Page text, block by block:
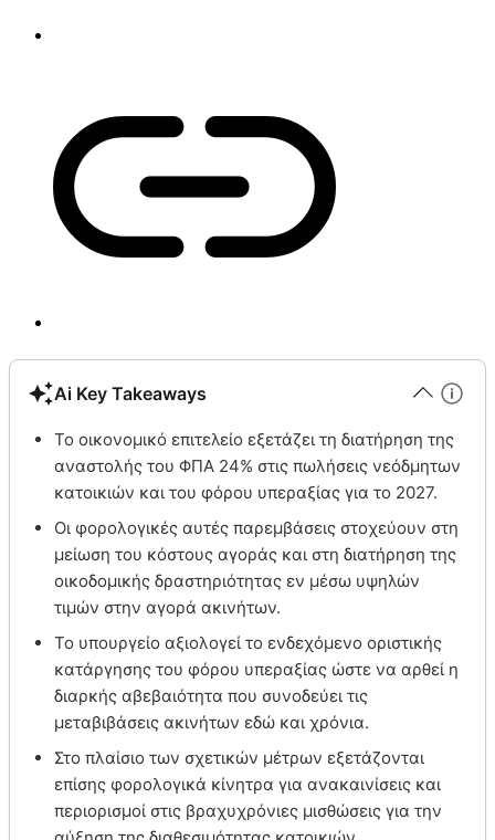
Ai Key Takeaways
Το οικονομικό επιτελείο εξετάζει τη διατήρηση της
αναστολής του ΦΠΑ 24% στις πωλήσεις νεόδμητων
κατοικιών και του φόρου υπεραξίας για το 2027.
Οι φορολογικές αυτές παρεμβάσεις στοχεύουν στη
μείωση του κόστους αγοράς και στη διατήρηση της
οικοδομικής δραστηριότητας εν μέσω υψηλών
τιμών στην αγορά ακινήτων.
Το υπουργείο αξιολογεί το ενδεχόμενο οριστικής
κατάργησης του φόρου υπεραξίας ώστε να αρθεί η
διαρκής αβεβαιότητα που συνοδεύει τις
μεταβιβάσεις ακινήτων εδώ και χρόνια.
Στο πλαίσιο των σχετικών μέτρων εξετάζονται
επίσης φορολογικά κίνητρα για ανακαινίσεις και
περιορισμοί στις βραχυχρόνιες μισθώσεις για την